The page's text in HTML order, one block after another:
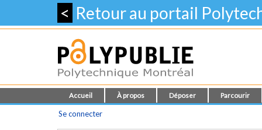
< Retour au portail
Accueil À propos Déposer Parcourir
Se connecter